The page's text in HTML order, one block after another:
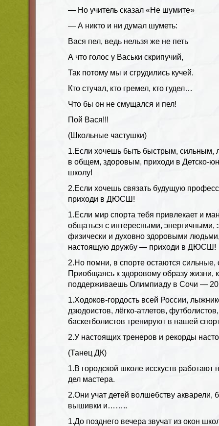
— Но учитель сказал «Не шумите»
— А никто и ни думал шуметь:
Вася пел, ведь нельзя же не петь
А что голос у Васьки скрипучий,
Так потому мы и сгрудились кучей.
Кто стучал, кто гремел, кто гудел…
Что бы он не смущался и пел!
Пой Вася!!!
(Школьные частушки)
1.Если хочешь быть быстрым, сильным,
в общем, здоровым, приходи в Детско-
школу!
2.Если хочешь связать будущую
приходи в ДЮСШ!
1.Если мир спорта тебя привлекает и
общаться с интересными,
физически и духовно здоровыми
настоящую дружбу — приходи в ДЮСШ!
2.Но помни, в спорте остаются
Приобщаясь к здоровому образу жизни,
поддерживаешь Олимпиаду в Сочи —
1.Ходоков-гордость всей России,
дзюдоистов, лёгко-атлетов,
баскетболистов тренируют в нашей
2.У настоящих тренеров и рекорды
(Танец ДК)
1.В городской школе исскуств работают
дел мастера.
2.Они учат детей волшебству акварели,
вышивки и……..
1.До позднего вечера звучат из окон